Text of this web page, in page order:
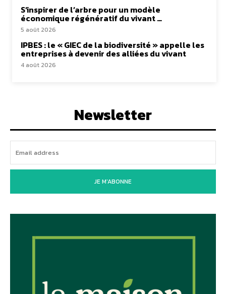
S’inspirer de l’arbre pour un modèle
économique régénératif du vivant …
5 août 2026
IPBES : le « GIEC de la biodiversité » appelle les
entreprises à devenir des alliées du vivant
4 août 2026
Newsletter
JE M'ABONNE